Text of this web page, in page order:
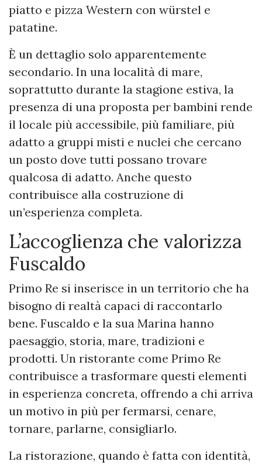
piatto e pizza Western con würstel e
patatine.
È un dettaglio solo apparentemente
secondario. In una località di mare,
soprattutto durante la stagione estiva, la
presenza di una proposta per bambini rende
il locale più accessibile, più familiare, più
adatto a gruppi misti e nuclei che cercano
un posto dove tutti possano trovare
qualcosa di adatto. Anche questo
contribuisce alla costruzione di
un’esperienza completa.
L’accoglienza che valorizza
Fuscaldo
Primo Re si inserisce in un territorio che ha
bisogno di realtà capaci di raccontarlo
bene. Fuscaldo e la sua Marina hanno
paesaggio, storia, mare, tradizioni e
prodotti. Un ristorante come Primo Re
contribuisce a trasformare questi elementi
in esperienza concreta, offrendo a chi arriva
un motivo in più per fermarsi, cenare,
tornare, parlarne, consigliarlo.
La ristorazione, quando è fatta con identità,